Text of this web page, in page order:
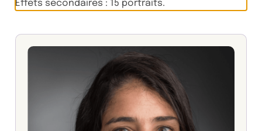
Effets secondaires : 15 portraits.